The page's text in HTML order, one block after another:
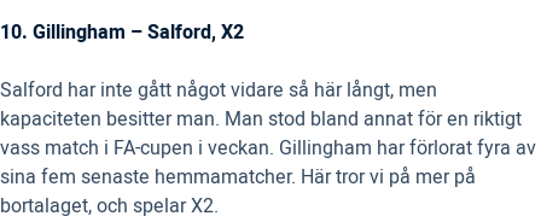
10. Gillingham – Salford, X2
Salford har inte gått något vidare så här långt, men
kapaciteten besitter man. Man stod bland annat för en riktigt
vass match i FA-cupen i veckan. Gillingham har förlorat fyra av
sina fem senaste hemmamatcher. Här tror vi på mer på
bortalaget, och spelar X2.